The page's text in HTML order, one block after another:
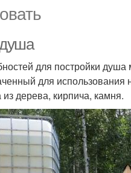
для постройки
для
дерева, кирпича, камня.